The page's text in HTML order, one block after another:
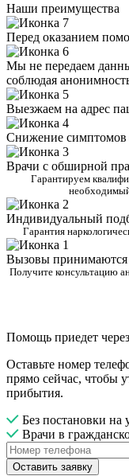
Наши преимущества
Перед оказанием
Мы не передаем
соблюдая
Выезжаем на адрес
Снижение симптомов
Врачи с обширной
Гарантируем
Индивидуальный
Гарантия
Вызовы принимаются
Получите консультацию
Помощь приедет
Оставьте номер
прямо сейчас, чтобы
прибытия.
Без постановки на
Врачи в
Оставить заявку